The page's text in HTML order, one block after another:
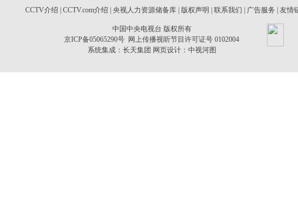
CCTV介绍 CCTV.com介绍 央视人力资源储备库| 版权声明 联系我们 广告服务 友情
中国中央电视台 版权所有
京ICP备05065290号 网上传播视听节目许可证号 0102004
系统集成： 长天集团 网页设计： 中视河图